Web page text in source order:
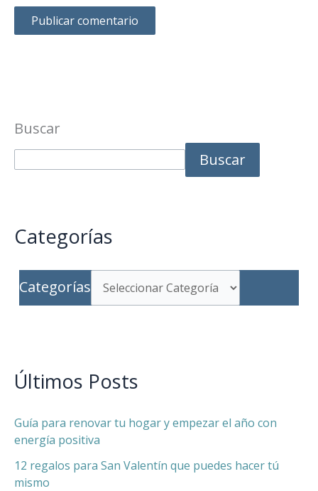
Buscar
Buscar
Categorías
Categorías
Últimos Posts
Guía para renovar tu hogar y empezar el año con
energía positiva
12 regalos para San Valentín que puedes hacer tú
mismo